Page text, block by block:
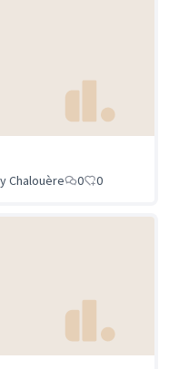
Chalouère 0 0